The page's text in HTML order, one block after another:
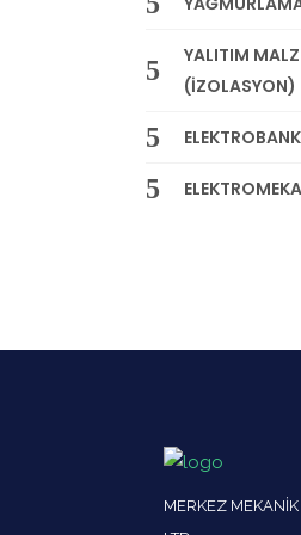
YALITIM
(İZOLASYON)
MERKEZ